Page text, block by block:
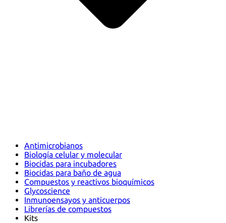
Antimicrobianos
Biología celular y molecular
Biocidas para incubadores
Biocidas para baño de agua
Compuestos y reactivos bioquímicos
Glycoscience
Inmunoensayos y anticuerpos
Librerías de compuestos
Kits